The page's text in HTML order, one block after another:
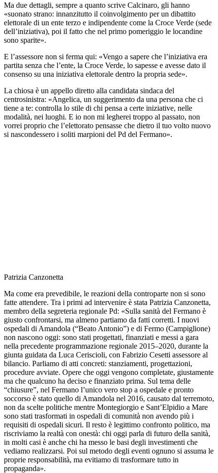
Ma due dettagli, sempre a quanto scrive Calcinaro, gli hanno
«suonato strano: innanzitutto il coinvolgimento per un dibattito
elettorale di un ente terzo e indipendente come la Croce Verde (sede
dell’iniziativa), poi il fatto che nel primo pomeriggio le locandine
sono sparite».
E l’assessore non si ferma qui: «Vengo a sapere che l’iniziativa era
partita senza che l’ente, la Croce Verde, lo sapesse e avesse dato il
consenso su una iniziativa elettorale dentro la propria sede».
La chiosa è un appello diretto alla candidata sindaca del
centrosinistra: «Angelica, un suggerimento da una persona che ci
tiene a te: controlla lo stile di chi pensa a certe iniziative, nelle
modalità, nei luoghi. E io non mi legherei troppo al passato, non
vorrei proprio che l’elettorato pensasse che dietro il tuo volto nuovo
si nascondessero i soliti marpioni del Pd del Fermano».
Patrizia Canzonetta
Ma come era prevedibile, le reazioni della controparte non si sono
fatte attendere. Tra i primi ad intervenire è stata Patrizia Canzonetta,
membro della segreteria regionale Pd: «Sulla sanità del Fermano è
giusto confrontarsi, ma almeno partiamo da fatti corretti. I nuovi
ospedali di Amandola (“Beato Antonio”) e di Fermo (Campiglione)
non nascono oggi: sono stati progettati, finanziati e messi a gara
nella precedente programmazione regionale 2015–2020, durante la
giunta guidata da Luca Ceriscioli, con Fabrizio Cesetti assessore al
bilancio. Parliamo di atti concreti: stanziamenti, progettazioni,
procedure avviate. Opere che oggi vengono completate, giustamente
ma che qualcuno ha deciso e finanziato prima. Sul tema delle
“chiusure”, nel Fermano l’unico vero stop a ospedale e pronto
soccorso è stato quello di Amandola nel 2016, causato dal terremoto,
non da scelte politiche mentre Montegiorgio e Sant’Elpidio a Mare
sono stati trasformati in ospedali di comunità non avendo più i
requisiti di ospedali sicuri. Il resto è legittimo confronto politico, ma
riscriviamo la realtà con onestà: chi oggi parla di futuro della sanità,
in molti casi è anche chi ha messo le basi degli investimenti che
vediamo realizzarsi. Poi sul metodo degli eventi ognuno si assuma le
proprie responsabilità, ma evitiamo di trasformare tutto in
propaganda».